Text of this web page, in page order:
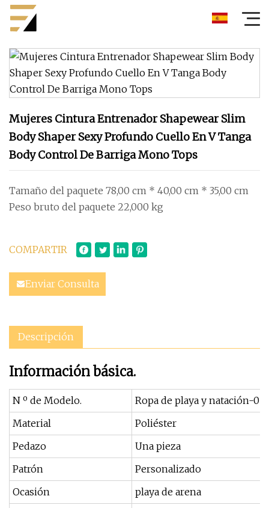
Mujeres Cintura Entrenador Shapewear Slim
Body Shaper Sexy Profundo Cuello En V Tanga
Body Control De Barriga Mono Tops
Tamaño del paquete 78,00 cm * 40,00 cm * 35,00 cm
Peso bruto del paquete 22,000 kg
COMPARTIR
Enviar Consulta
Descripción
Información básica.
N º de Modelo.
Ropa de playa y natación-
Material
Poliéster
Pedazo
Una pieza
Patrón
Personalizado
Ocasión
playa de arena